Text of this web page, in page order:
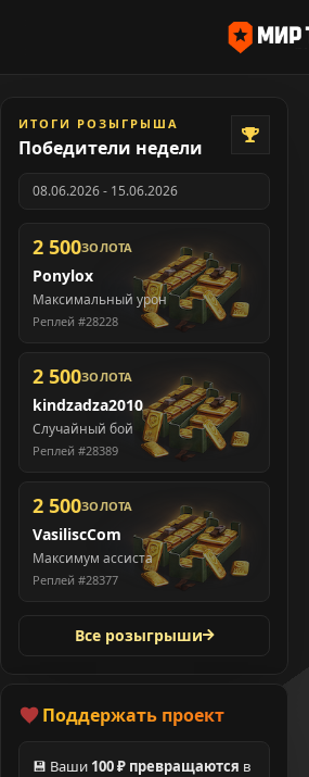
ИТОГИ РОЗЫГРЫША
Победители недели
08.06.2026 - 15.06.2026
2 500ЗОЛОТА
Ponylox
Максимальный урон
Реплей #28228
2 500ЗОЛОТА
kindzadza2010
Случайный бой
Реплей #28389
2 500ЗОЛОТА
VasiliscCom
Максимум ассиста
Реплей #28377
Все розыгрыши
Поддержать проект
💾 Ваши 100 ₽ превращаются в